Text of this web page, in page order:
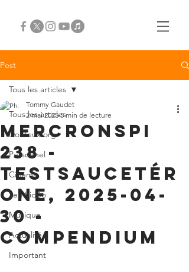
Post
Tous les articles
Douteux.org
Personnel
Cinéma
Jeu Vidéo
Musique
Actualité
Important
Tous les articles
Mercronspi
238 -
Testsaucetér
one, 2025-04-
30 -
compendium
Tommy Gaudet
2 mai 2025 5 min de lecture